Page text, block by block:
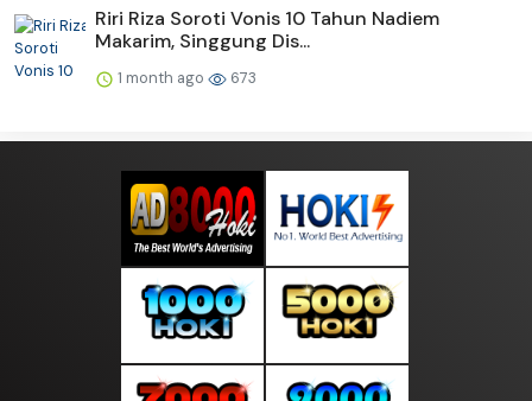
Riri Riza Soroti Vonis 10 Tahun Nadiem
Makarim, Singgung Dis...
1 month ago 673